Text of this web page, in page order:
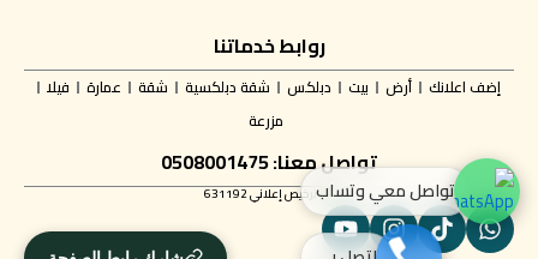
روابط خدماتنا
إضف اعلانك أرض بيت دبلكس شقة دبلكسية شقة عمارة
فيلا
مزرعة
تواصل معنا: 0508001475
ترخيص إعلاني 631192تواصل معي وتساب